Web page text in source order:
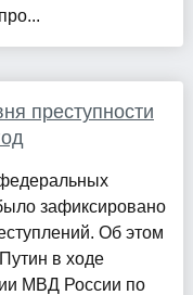
преступности
зафиксировано
Об этом
в ходе
МВД России по